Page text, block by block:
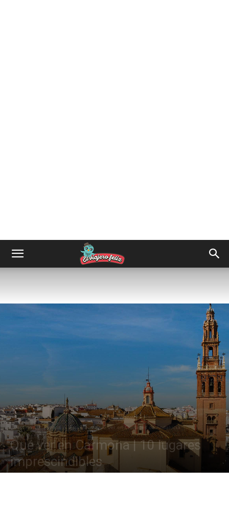
Destinos Europa España Qué ver en Ciudades de Andalucía
Qué ver en Carmona | 10 lugares
imprescindibles